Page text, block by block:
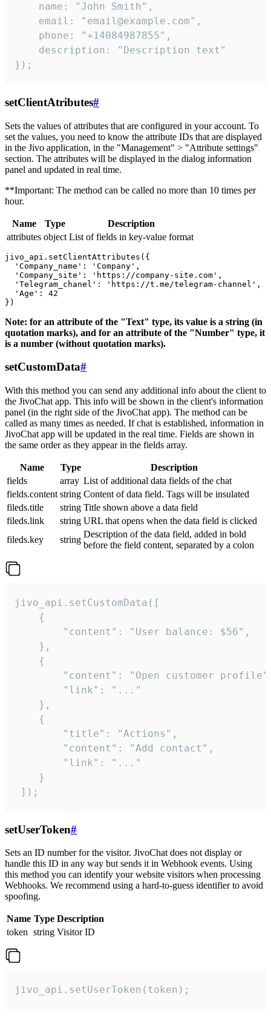
    name: "John Smith",
    email: "email@example.com",
    phone: "+14084987855",
    description: "Description text"
});
setClientAtributes#
Sets the values ​​of attributes that are configured in your account. To
set the values, you need to know the attribute IDs that are displayed
in the Jivo application, in the "Management" > "Attribute settings"
section. The attributes will be displayed in the dialog information
panel and updated in real time.
**Important: The method can be called no more than 10 times per
hour.
Name Type
Description
attributes object List of fields in key-value format
jivo_api.setClientAttributes({
  'Company_name': 'Company',
  'Company_site': 'https://company-site.com',
  'Telegram_chanel': 'https://t.me/telegram-channel',
  'Age': 42
Note: for an attribute of the "Text" type, its value is a string (in
quotation marks), and for an attribute of the "Number" type, it
is a number (without quotation marks).
setCustomData#
With this method you can send any additional info about the client to
the JivoChat app. This info will be shown in the client's information
panel (in the right side of the JivoChat app). The method can be
called as many times as needed. If chat is established, information in
JivoChat app will be updated in the real time. Fields are shown in
the same order as they appear in the fields array.
Name Type
Description
fields
array List of additional data fields of the chat
fields.content string Content of data field. Tags will be insulated
fileds.title
string Title shown above a data field
fileds.link
string URL that opens when the data field is clicked
fileds.key
string
Description of the data field, added in bold
before the field content, separated by a colon
jivo_api.setCustomData([
    {
        "content": "User balance: $56",
    },
    {
"content": "Open customer
        "link": "..."
    },
    {
        "title": "Actions",
        "content": "Add contact",
        "link": "..."
    }
]);
setUserToken#
Sets an ID number for the visitor. JivoChat does not display or
handle this ID in any way but sends it in Webhook events. Using
this method you can identify your website visitors when processing
Webhooks. We recommend using a hard-to-guess identifier to avoid
spoofing.
Name Type Description
token string Visitor ID
jivo_api.setUserToken(token);